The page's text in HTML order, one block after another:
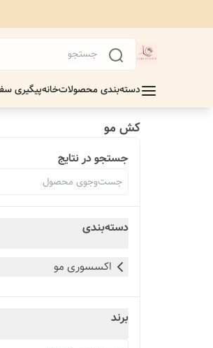
دسته‌بندی محصولاتخانهپیگیری
کش مو
جستجو در نتایج
دسته‌بندی
اکسسوری مو
برند